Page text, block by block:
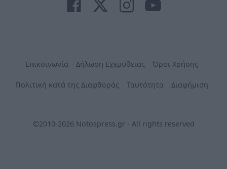
Επικοινωνία Δήλωση Εχεμύθειας Όροι Χρήσης
Πολιτική κατά της Διαφθοράς Ταυτότητα Διαφήμιση
©2010-2026 Notospress.gr - All rights reserved